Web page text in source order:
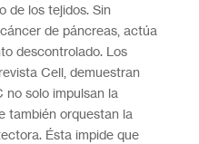
de los tejidos. Sin
de páncreas, actúa
descontrolado. Los
Cell, demuestran
no solo impulsan la
también orquestan la
Ésta impide que